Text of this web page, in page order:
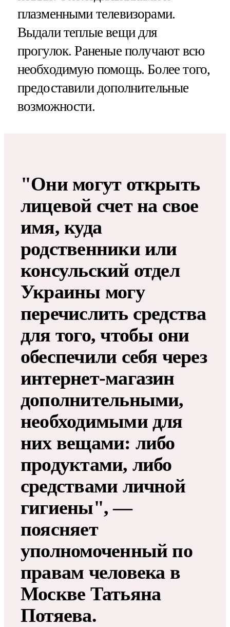
плазменными телевизорами.
Выдали теплые вещи для
прогулок. Раненые получают всю
необходимую помощь. Более того,
предоставили дополнительные
возможности.
"Они могут открыть
лицевой счет на свое
имя, куда
родственники или
консульский отдел
Украины могу
перечислить средства
для того, чтобы они
обеспечили себя через
интернет-магазин
дополнительными,
необходимыми для
них вещами: либо
продуктами, либо
средствами личной
гигиены", —
поясняет
уполномоченный по
правам человека в
Москве Татьяна
Потяева.